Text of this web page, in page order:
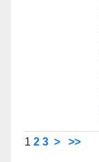
1 2 3 > >>